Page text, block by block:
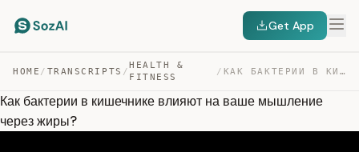
Get App
HOME / TRANSCRIPTS /
HEALTH &
FITNESS
/ КАК БАКТЕРИИ В КИШЕЧНИКЕ ВЛИЯЮТ НА ВАШЕ МЫШЛЕНИЕ ЧЕРЕЗ … — TRANSCRIPT
Как бактерии в кишечнике влияют на ваше мышление
через жиры?